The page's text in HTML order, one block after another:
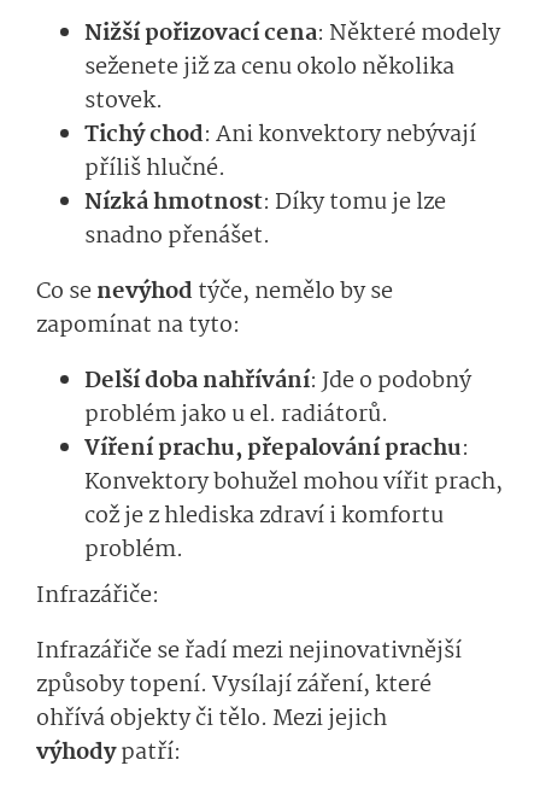
Nižší pořizovací cena: Některé modely
seženete již za cenu okolo několika
stovek.
Tichý chod: Ani konvektory nebývají
příliš hlučné.
Nízká hmotnost: Díky tomu je lze
snadno přenášet.
Co senevýhod týče, nemělo by se
zapomínat na tyto:
Delší doba nahřívání: Jde o podobný
problém jako u el. radiátorů.
Víření prachu, přepalování prachu:
Konvektory bohužel mohou vířit prach,
což je z hlediska zdraví i komfortu
problém.
Infrazářiče:
Infrazářiče se řadí mezi nejinovativnější
způsoby topení. Vysílají záření, které
ohřívá objekty či tělo. Mezi jejich
výhodypatří: